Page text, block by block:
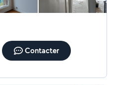
Contacter